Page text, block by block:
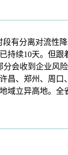
有分离对流性
持续10天。但
会收到企业风
、郑州、周口
立异高地。全